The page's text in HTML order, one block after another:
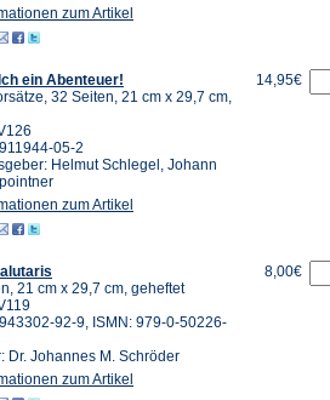
zum Artikel
ein Abenteuer!
32 Seiten, 21 cm x 29,7 cm,
05-2
Helmut Schlegel, Johann
zum Artikel
14,95€
21 cm x 29,7 cm, geheftet
92-9, ISMN: 979-0-50226-
Dr. Johannes M. Schröder
zum Artikel
8,00€